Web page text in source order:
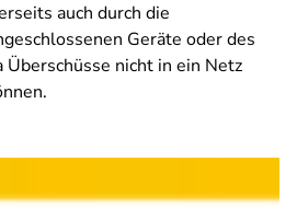
auch durch die
Geräte oder des
Überschüsse nicht in ein Netz